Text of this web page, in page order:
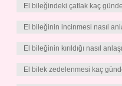
El bileğindeki çatlak kaç
El bileğinin incinmesi nasıl
El bileğinin kırıldığı nasıl
El bilek zedelenmesi kaç